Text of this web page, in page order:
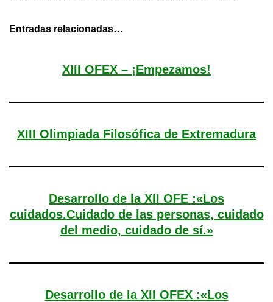
Entradas relacionadas…
XIII OFEX – ¡Empezamos!
XIII Olimpiada Filosófica de Extremadura
Desarrollo de la XII OFE :«Los
cuidados.Cuidado de las personas, cuidado
del medio, cuidado de sí.»
Desarrollo de la XII OFEX :«Los